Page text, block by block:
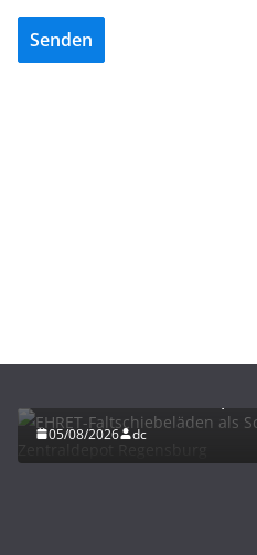
Senden
05/08/2026 dc